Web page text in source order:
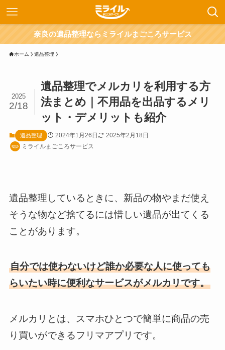
奈良の遺品整理ならミライルまごころサービス
ホーム 遺品整理
遺品整理でメルカリを利用する方
法まとめ｜不用品を出品するメリ
ット・デメリットも紹介
2025
2/18
遺品整理 2024年1月26日
2025年2月18日
ミライルまごころサービス
遺品整理しているときに、新品の物やまだ使え
そうな物など捨てるには惜しい遺品が出てくる
ことがあります。
自分では使わないけど誰か必要な人に使っても
らいたい時に便利なサービスがメルカリです。
メルカリとは、スマホひとつで簡単に商品の売
り買いができるフリマアプリです。